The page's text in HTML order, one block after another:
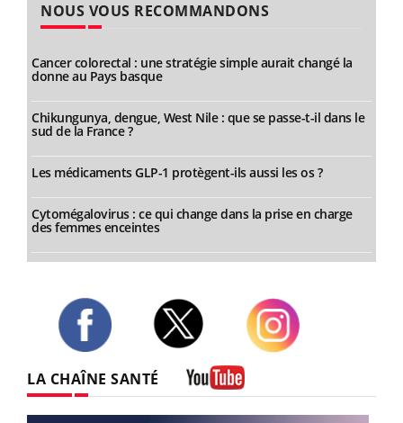
NOUS VOUS RECOMMANDONS
Cancer colorectal : une stratégie simple aurait changé la
donne au Pays basque
Chikungunya, dengue, West Nile : que se passe-t-il dans le
sud de la France ?
Les médicaments GLP-1 protègent-ils aussi les os ?
Cytomégalovirus : ce qui change dans la prise en charge
des femmes enceintes
LA CHAÎNE SANTÉ